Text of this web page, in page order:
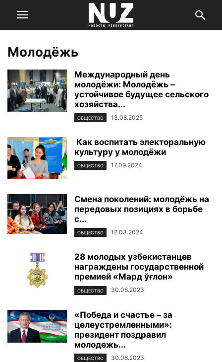
Молодёжь
Международный день
молодёжи: Молодёжь –
устойчивое будущее сельского
хозяйства...
ОБЩЕСТВО 13.08.2025
Как воспитать электоральную
культуру у молодёжи
ОБЩЕСТВО 17.09.2024
Смена поколений: молодёжь на
передовых позициях в борьбе
с...
ОБЩЕСТВО 12.03.2024
28 молодых узбекистанцев
награждены государственной
премией «Мард ўғлон»
ОБЩЕСТВО 30.06.2023
«Победа и счастье – за
целеустремленными»:
президент поздравил
молодежь...
ОБЩЕСТВО 30.06.2023